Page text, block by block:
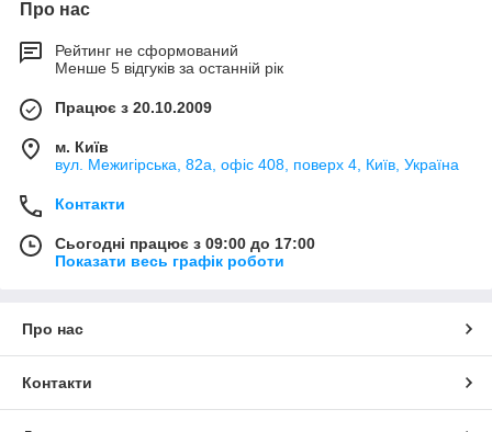
Про нас
Рейтинг не сформований
Менше 5 відгуків за останній рік
Працює з 20.10.2009
м. Київ
вул. Межигірська, 82а, офіс 408, поверх 4, Київ, Україна
Контакти
Сьогодні працює з 09:00 до 17:00
Показати весь графік роботи
Про нас
Контакти